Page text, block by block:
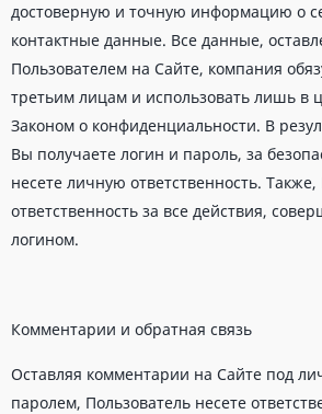
достоверную и точную информацию о
контактные данные. Все данные,
Пользователем на Сайте, компания
третьим лицам и использовать лишь в
Законом о конфиденциальности. В
Вы получаете логин и пароль, за
несете личную ответственность.
ответственность за все действия,
логином.
Комментарии и обратная связь
Оставляя комментарии на Сайте под
паролем, Пользователь несете